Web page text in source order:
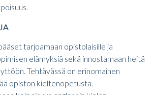
tarjoamaan opistolaisille ja
elämyksiä sekä innostamaan heitä
Tehtävässä on erinomainen
opiston kieltenopetusta.